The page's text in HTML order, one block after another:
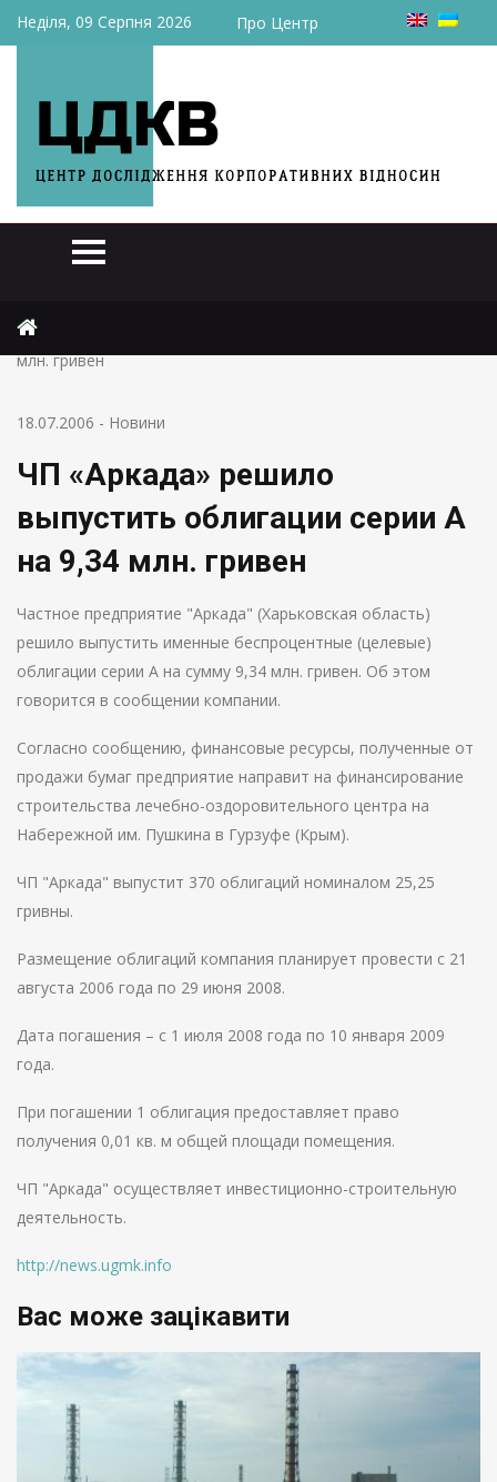
Неділя, 09 Серпня 2026 Про Центр
ЧП «Аркада» решило выпустить облигации серии А на 9,34
млн. гривен
18.07.2006 - Новини
ЧП «Аркада» решило
выпустить облигации серии А
на 9,34 млн. гривен
Частное предприятие "Аркада" (Харьковская область)
решило выпустить именные беспроцентные (целевые)
облигации серии А на сумму 9,34 млн. гривен. Об этом
говорится в сообщении компании.
Согласно сообщению, финансовые ресурсы, полученные от
продажи бумаг предприятие направит на финансирование
строительства лечебно-оздоровительного центра на
Набережной им. Пушкина в Гурзуфе (Крым).
ЧП "Аркада" выпустит 370 облигаций номиналом 25,25
гривны.
Размещение облигаций компания планирует провести с 21
августа 2006 года по 29 июня 2008.
Дата погашения – с 1 июля 2008 года по 10 января 2009
года.
При погашении 1 облигация предоставляет право
получения 0,01 кв. м общей площади помещения.
ЧП "Аркада" осуществляет инвестиционно-строительную
деятельность.
http://news.ugmk.info
Вас може зацікавити